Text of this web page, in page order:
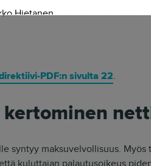
numero. Ilmoita
PDF:n sivulta 22.
syntyy maksuvelvollisuus. Myös
Hietanen